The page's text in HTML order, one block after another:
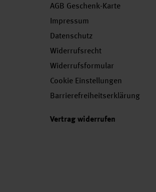
AGB Geschenk-Karte
Impressum
Datenschutz
Widerrufsrecht
Widerrufsformular
Cookie Einstellungen
Barrierefreiheitserklärung
Vertrag widerrufen